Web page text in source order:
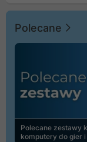
Polecane
Polecane zestawy
komputery do gier